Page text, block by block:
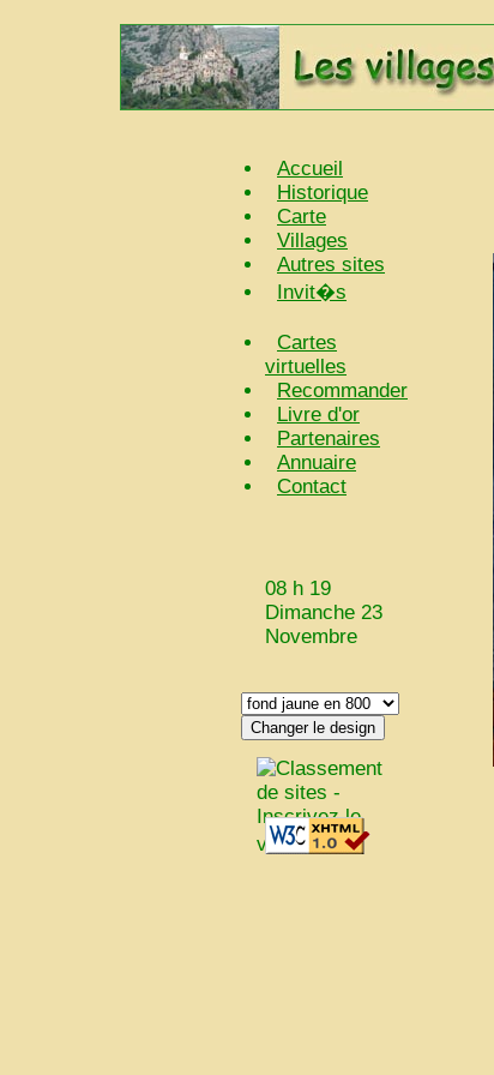
Accueil
Historique
Carte
Villages
Autres sites
Invit�s
Cartes
virtuelles
Recommander
Livre d'or
Partenaires
Annuaire
Contact
08 h 19
Dimanche 23
Novembre